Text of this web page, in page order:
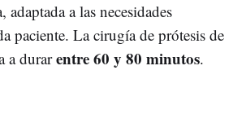
adaptada a las necesidades
paciente. La cirugía de prótesis de
a durarentre 60 y 80 minutos.